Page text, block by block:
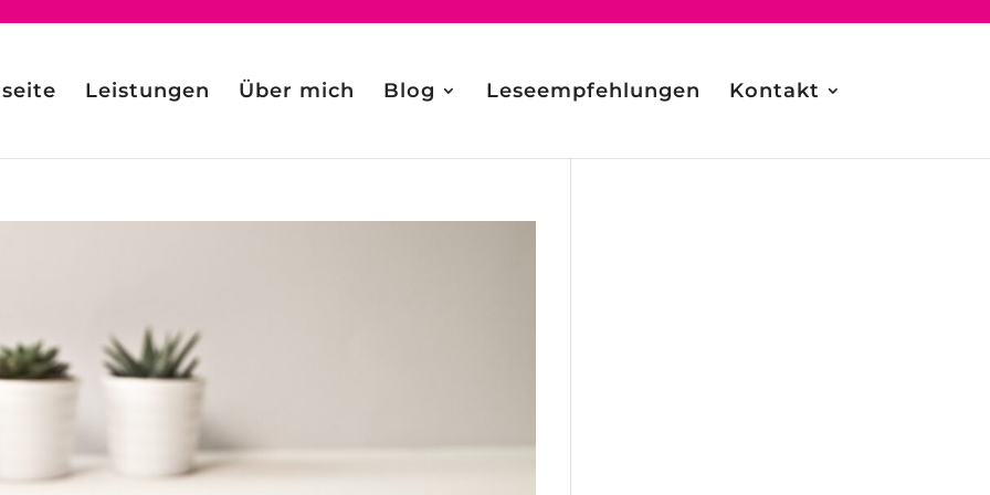
Leistungen Über mich Blog Leseempfehlungen Kontakt